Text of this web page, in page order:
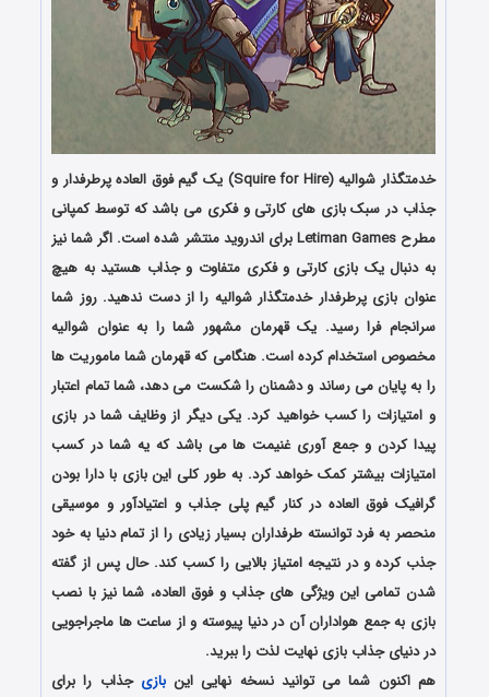
خدمتگذار شوالیه (Squire for Hire) یک گیم فوق العاده پرطرفدار و
جذاب در سبک بازی های کارتی و فکری می باشد که توسط کمپانی
مطرح Letiman Games برای اندروید منتشر شده است. اگر شما نیز
به دنبال یک بازی کارتی و فکری متفاوت و جذاب هستید به هیچ
عنوان بازی پرطرفدار خدمتگذار شوالیه را از دست ندهید. روز شما
سرانجام فرا رسید. یک قهرمان مشهور شما را به عنوان شوالیه
مخصوص استخدام کرده است. هنگامی که قهرمان شما ماموریت ها
را به پایان می رساند و دشمنان را شکست می دهد، شما تمام اعتبار
و امتیازات را کسب خواهید کرد. یکی دیگر از وظایف شما در بازی
پیدا کردن و جمع آوری غنیمت ها می باشد که یه شما در کسب
امتیازات بیشتر کمک خواهد کرد. به طور کلی این بازی با دارا بودن
گرافیک فوق العاده در کنار گیم پلی جذاب و اعتیادآور و موسیقی
منحصر به فرد توانسته طرفداران بسیار زیادی را از تمام دنیا به خود
جذب کرده و در نتیجه امتیاز بالایی را کسب کند. حال پس از گفته
شدن تمامی این ویژگی های جذاب و فوق العاده، شما نیز با نصب
بازی به جمع هواداران آن در دنیا پیوسته و از ساعت ها ماجراجویی
در دنیای جذاب بازی نهایت لذت را ببرید.
هم اکنون شما می توانید نسخه نهایی اینبازی جذاب را برای